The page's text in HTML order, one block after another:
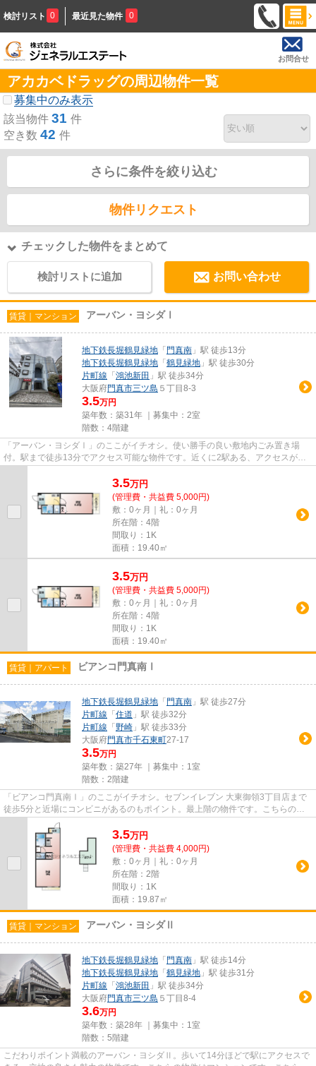
検討リスト 0 最近見た物件 0
お問合せ
アカカベドラッグの周辺物件一覧
募集中のみ表示
該当物件 31 件
空き数 42 件
さらに条件を絞り込む
物件リクエスト
チェックした物件をまとめて
検討リストに追加 お問い合わせ
賃貸｜マンション アーバン・ヨシダⅠ
地下鉄長堀鶴見緑地 「 門真南 」駅 徒歩13分
地下鉄長堀鶴見緑地 「 鶴見緑地 」駅 徒歩30分
片町線 「 鴻池新田 」駅 徒歩34分
大阪府門真市三ツ島 ５丁目8-3
3.5万円
築年数：築31年 ｜募集中： 2室
階数：4階建
「アーバン・ヨシダⅠ」のここがイチオシ。使い勝手の良い敷地内ごみ置き場
付。駅まで徒歩13分でアクセス可能な物件です。近くに2駅ある、アクセスが良
3.5万円
(管理費・共益費 5,000円)
敷：0ヶ月｜礼：0ヶ月
所在階：4階
間取り：1K
面積：19.40㎡
3.5万円
(管理費・共益費 5,000円)
敷：0ヶ月｜礼：0ヶ月
所在階：4階
間取り：1K
面積：19.40㎡
賃貸｜アパート ビアンコ門真南Ⅰ
地下鉄長堀鶴見緑地 「 門真南 」駅 徒歩27分
片町線 「 住道 」駅 徒歩32分
片町線 「 野崎 」駅 徒歩33分
大阪府門真市千石東町27-17
3.5万円
築年数：築27年 ｜募集中： 1室
階数：2階建
「ビアンコ門真南Ⅰ」のここがイチオシ。セブンイレブン 大東御領3丁目店まで
徒歩5分と近場にコンビニがあるのもポイント。最上階の物件です。こちらの物
件はアパートです。門真市エリ...
3.5万円
(管理費・共益費 4,000円)
敷：0ヶ月｜礼：0ヶ月
所在階：2階
間取り：1K
面積：19.87㎡
賃貸｜マンション アーバン・ヨシダⅡ
地下鉄長堀鶴見緑地 「 門真南 」駅 徒歩14分
地下鉄長堀鶴見緑地 「 鶴見緑地 」駅 徒歩31分
片町線 「 鴻池新田 」駅 徒歩34分
大阪府門真市三ツ島 ５丁目8-4
3.6万円
築年数：築28年 ｜募集中： 1室
階数：5階建
こだわりポイント満載のアーバン・ヨシダⅡ。歩いて14分ほどで駅にアクセスで